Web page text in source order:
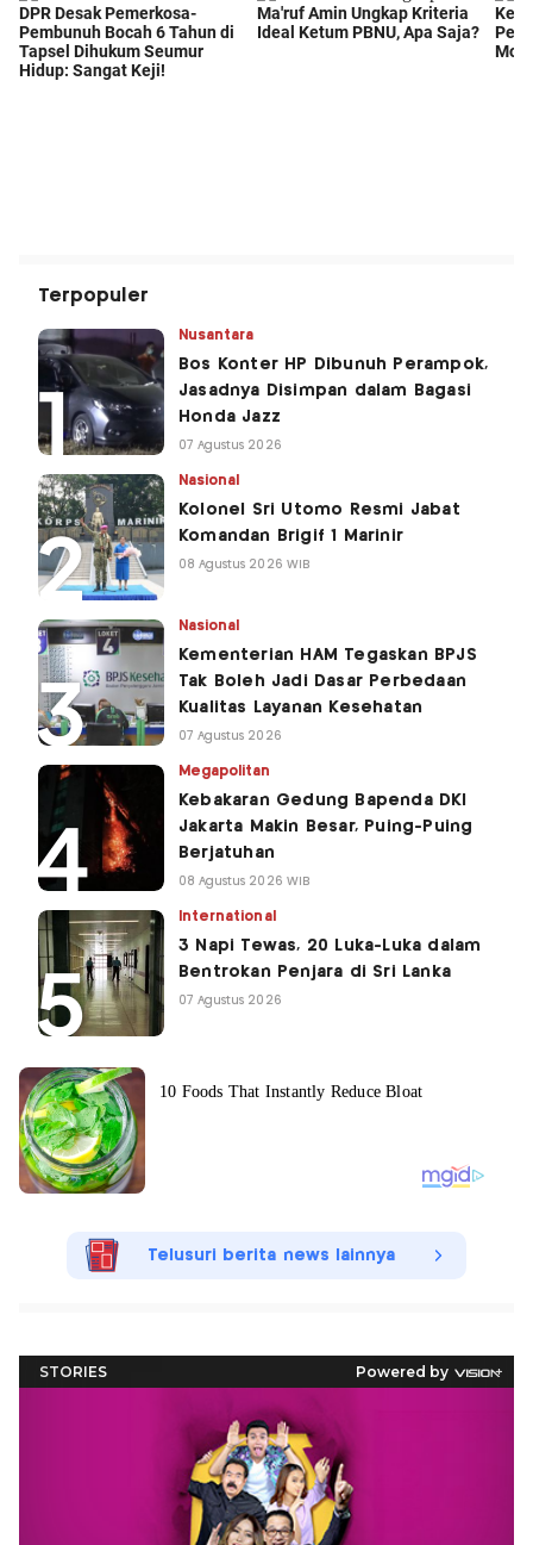
Terpopuler
Nusantara
Bos Konter HP Dibunuh Perampok,
Jasadnya Disimpan dalam Bagasi
Honda Jazz
07 Agustus 2026
Nasional
Kolonel Sri Utomo Resmi Jabat
Komandan Brigif 1 Marinir
08 Agustus 2026 WIB
Nasional
Kementerian HAM Tegaskan BPJS
Tak Boleh Jadi Dasar Perbedaan
Kualitas Layanan Kesehatan
07 Agustus 2026
Megapolitan
Kebakaran Gedung Bapenda DKI
Jakarta Makin Besar, Puing-Puing
Berjatuhan
08 Agustus 2026 WIB
International
3 Napi Tewas, 20 Luka-Luka dalam
Bentrokan Penjara di Sri Lanka
07 Agustus 2026
Telusuri berita news lainnya